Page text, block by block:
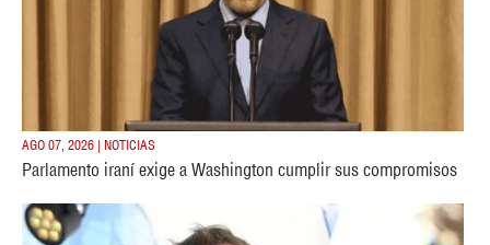
AGO 07, 2026 | NOTICIAS
Parlamento iraní exige a Washington cumplir sus compromisos